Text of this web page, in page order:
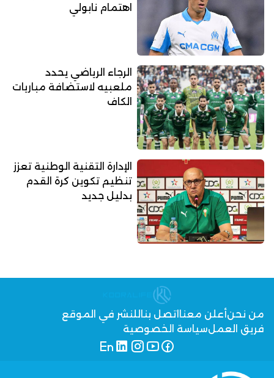
اهتمام نابولي
الرجاء الرياضي يحدد
ملعبيه لاستضافة مباريات
الكاف
الإدارة التقنية الوطنية تعزز
تنظيم تكوين كرة القدم
بدليل جديد
من نحنأعلن معنا اتصل بنا للنشر في الموقع
فريق العملسياسة الخصوصية